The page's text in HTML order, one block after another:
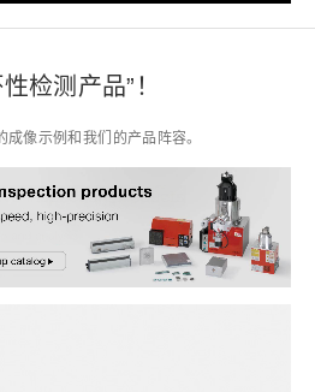
检测产品”！
像示例和我们的产品阵容。